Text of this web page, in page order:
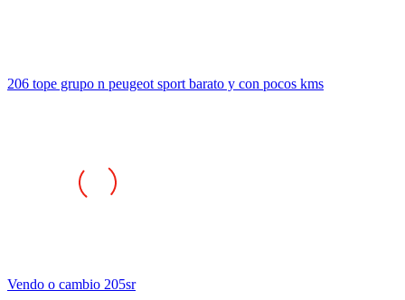
206 tope grupo n peugeot sport barato y con pocos kms
Vendo o cambio 205sr